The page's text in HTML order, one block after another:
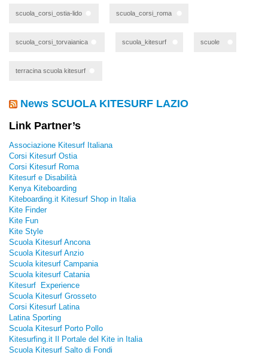
scuola_corsi_ostia-lido scuola_corsi_roma
scuola_corsi_torvaianica scuola_kitesurf scuole
terracina scuola kitesurf
News SCUOLA KITESURF LAZIO
Link Partner’s
Associazione Kitesurf Italiana
Corsi Kitesurf Ostia
Corsi Kitesurf Roma
Kitesurf e Disabilità
Kenya Kiteboarding
Kiteboarding.it Kitesurf Shop in Italia
Kite Finder
Kite Fun
Kite Style
Scuola Kitesurf Ancona
Scuola Kitesurf Anzio
Scuola kitesurf Campania
Scuola kitesurf Catania
Kitesurf Experience
Scuola Kitesurf Grosseto
Corsi Kitesurf Latina
Latina Sporting
Scuola Kitesurf Porto Pollo
Kitesurfing.it Il Portale del Kite in Italia
Scuola Kitesurf Salto di Fondi